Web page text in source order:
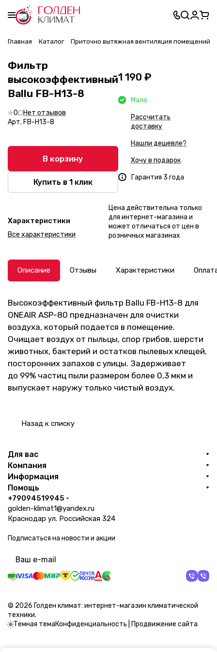
Главная Каталог Приточно вытяжная вентиляция помещений
Фильтр
высокоэффективный
Ballu FB-H13-8
0
Нет отзывов
Арт. FB-H13-8
В корзину
Купить в 1 клик
Характеристики
Все характеристики
1 190 ₽
Мало
Рассчитать
доставку
Нашли дешевле?
Хочу в подарок
Гарантия 3 года
Цена действительна только
для интернет-магазина и
может отличаться от цен в
розничных магазинах
Описание Отзывы Характеристики
Высокоэффективный фильтр Ballu FB-H13-8 для
ONEAIR ASP-80 предназначен для очистки
воздуха, который подается в помещение.
Очищает воздух от пыльцы, спор грибов, шерсти
животных, бактерий и остатков пылевых клещей,
посторонних запахов с улицы. Задерживает
до 99% частиц пыли размером более 0,3 мкм и
выпускает наружу только чистый воздух.
Назад к списку
Для вас
Компания
Информация
Помощь
+79094519945
golden-klimat1@yandex.ru
Краснодар ул. Российская 324
Подписаться на новости и акции
© 2026 Голден климат: интернет-магазин климатической
техники.
Темная темаКонфиденциальность Продвижение сайта